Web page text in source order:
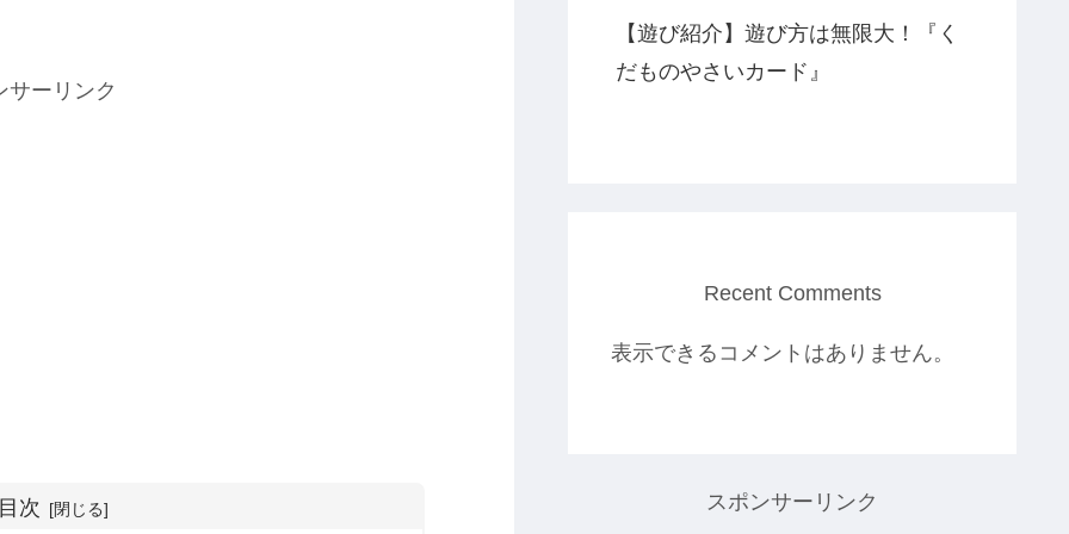
サーリンク
次
【遊び紹介】遊び方は無限大！『く
だものやさいカード』
Recent Comments
表示できるコメントはありません。
スポンサーリンク